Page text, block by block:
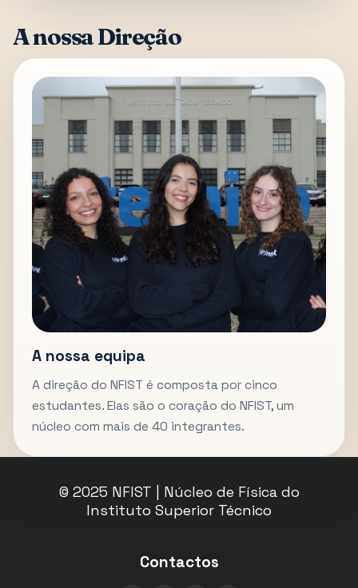
A nossa Direção
A nossa equipa
A direção do NFIST é composta por cinco
estudantes. Elas são o coração do NFIST, um
núcleo com mais de 40 integrantes.
© 2025 NFIST | Núcleo de Física do
Instituto Superior Técnico
Contactos